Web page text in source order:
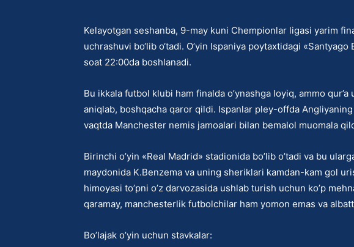
Kelayotgan seshanba, 9-may kuni Chempionlar ligasi yarim
uchrashuvi bo‘lib o‘tadi. O’yin Ispaniya poytaxtidagi
soat 22:00da boshlanadi.
Bu ikkala futbol klubi ham finalda o’ynashga loyiq, ammo
aniqlab, boshqacha qaror qildi. Ispanlar pley-offda
vaqtda Manchester nemis jamoalari bilan bemalol muomala
Birinchi o’yin «Real Madrid» stadionida bo’lib o’tadi va bu
maydonida K.Benzema va uning sheriklari kamdan-kam gol
himoyasi to’pni o’z darvozasida ushlab turish uchun ko’p
qaramay, manchesterlik futbolchilar ham yomon emas va
Bo’lajak o’yin uchun stavkalar: